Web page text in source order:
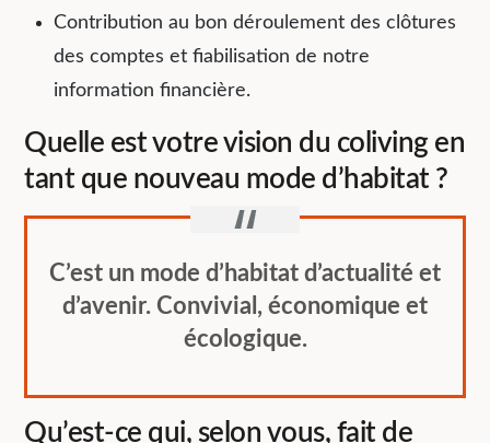
Contribution au bon déroulement des clôtures
des comptes et fiabilisation de notre
information financière.
Quelle est votre vision du coliving en
tant que nouveau mode d’habitat ?
C’est un mode d’habitat d’actualité et
d’avenir. Convivial, économique et
écologique.
Qu’est-ce qui, selon vous, fait de